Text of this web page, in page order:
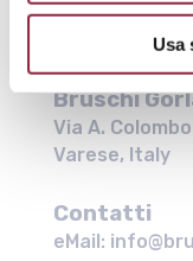
Usa
020 W Dean
United States
Bruschi
Via A.
Varese, Italy
Contatti
eMail: